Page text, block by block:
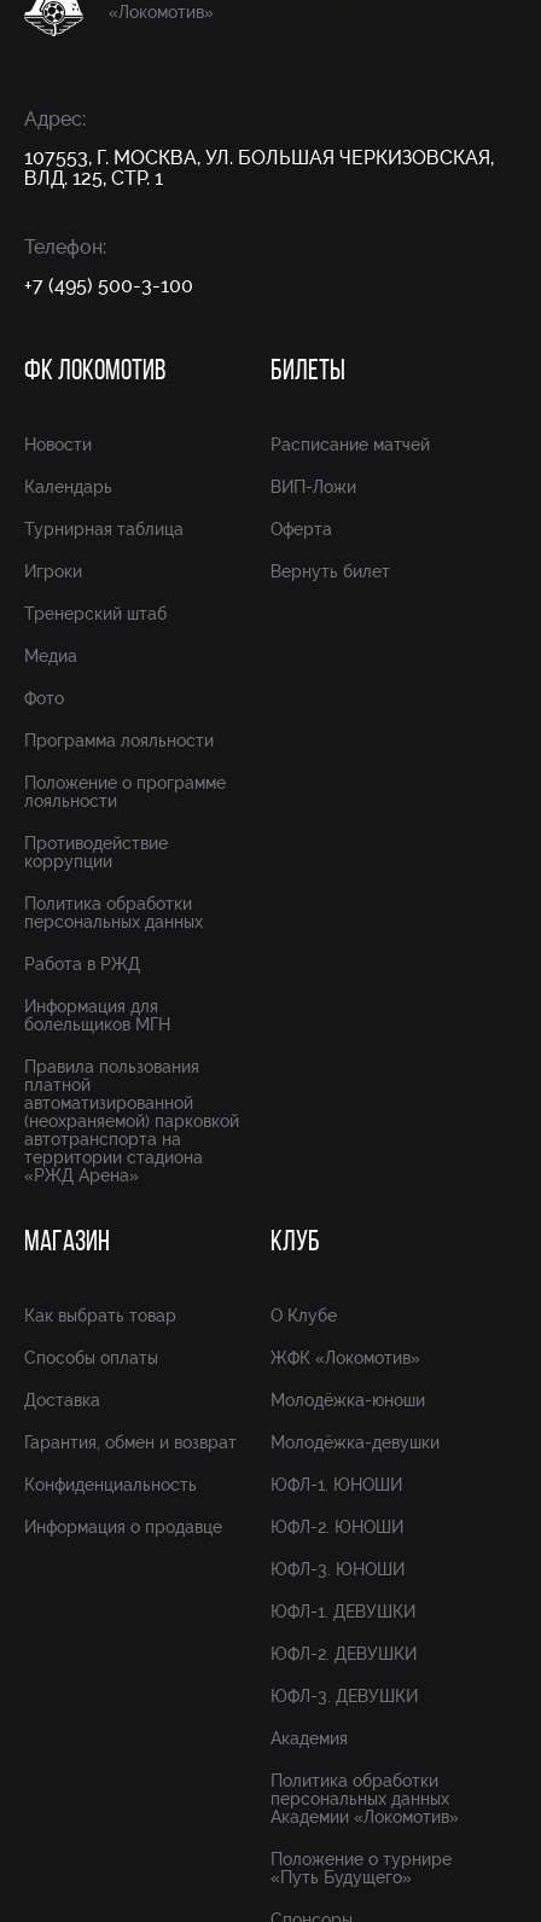
«Локомотив»
Адрес:
107553, Г. МОСКВА, УЛ. БОЛЬШАЯ ЧЕРКИЗОВСКАЯ,
ВЛД. 125, СТР. 1
Телефон:
+7 (495) 500-3-100
ФК ЛОКОМОТИВ
Новости
Календарь
Турнирная таблица
Игроки
Тренерский штаб
Медиа
Фото
Программа лояльности
Положение о программе
лояльности
Противодействие
коррупции
Политика обработки
персональных данных
Работа в РЖД
Информация для
болельщиков МГН
Правила пользования
платной
автоматизированной
(неохраняемой) парковкой
автотранспорта на
территории стадиона
«РЖД Арена»
БИЛЕТЫ
Расписание матчей
ВИП-Ложи
Оферта
Вернуть билет
МАГАЗИН
Как выбрать товар
Способы оплаты
Доставка
Гарантия, обмен и возврат
Конфиденциальность
Информация о продавце
КЛУБ
О Клубе
ЖФК «Локомотив»
Молодёжка-юноши
Молодёжка-девушки
ЮФЛ-1. ЮНОШИ
ЮФЛ-2. ЮНОШИ
ЮФЛ-3. ЮНОШИ
ЮФЛ-1. ДЕВУШКИ
ЮФЛ-2. ДЕВУШКИ
ЮФЛ-3. ДЕВУШКИ
Академия
Политика обработки
персональных данных
Академии «Локомотив»
Положение о турнире
«Путь Будущего»